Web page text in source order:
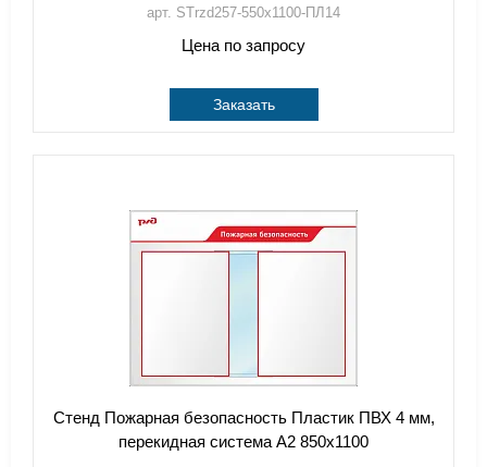
арт. STrzd257-550х1100-ПЛ14
Цена по запросу
Заказать
Стенд Пожарная безопасность Пластик ПВХ 4 мм,
перекидная система А2 850х1100